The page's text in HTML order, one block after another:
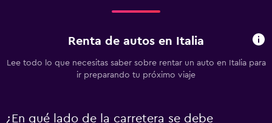
Renta de autos en Italia
Lee todo lo que necesitas saber sobre rentar un auto en Italia para
ir preparando tu próximo viaje
¿En qué lado de la carretera se debe